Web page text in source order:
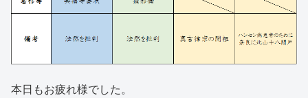
本日もお疲れ様でした。